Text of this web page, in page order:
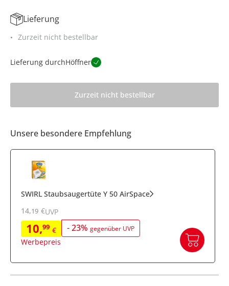
Lieferung
Zurzeit nicht bestellbar
Lieferung durchHöffner
Zurzeit nicht bestellbar
Unsere besondere Empfehlung
SWIRL Staubsaugertüte Y 50 AirSpace
10,99 € -23% gegenüber UVP
Werbepreis
14,19 €UVP